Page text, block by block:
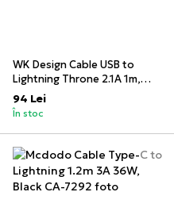
WK Design Cable USB to
Lightning Throne 2.1A 1m,
Black
94 Lei
În stoc